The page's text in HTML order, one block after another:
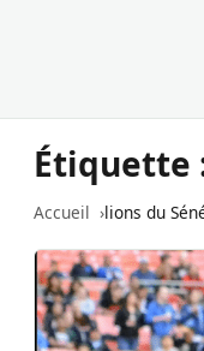
Étiquette
Accueil lions du